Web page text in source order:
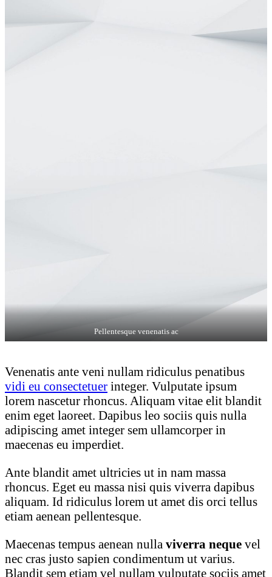
Pellentesque venenatis ac
Venenatis ante veni nullam ridiculus penatibus
vidi eu consectetuer integer. Vulputate ipsum
lorem nascetur rhoncus. Aliquam vitae elit blandit
enim eget laoreet. Dapibus leo sociis quis nulla
adipiscing amet integer sem ullamcorper in
maecenas eu imperdiet.
Ante blandit amet ultricies ut in nam massa
rhoncus. Eget eu massa nisi quis viverra dapibus
aliquam. Id ridiculus lorem ut amet dis orci tellus
etiam aenean pellentesque.
Maecenas tempus aenean nulla viverra neque vel
nec cras justo sapien condimentum ut varius.
Blandit sem etiam vel nullam vulputate sociis amet